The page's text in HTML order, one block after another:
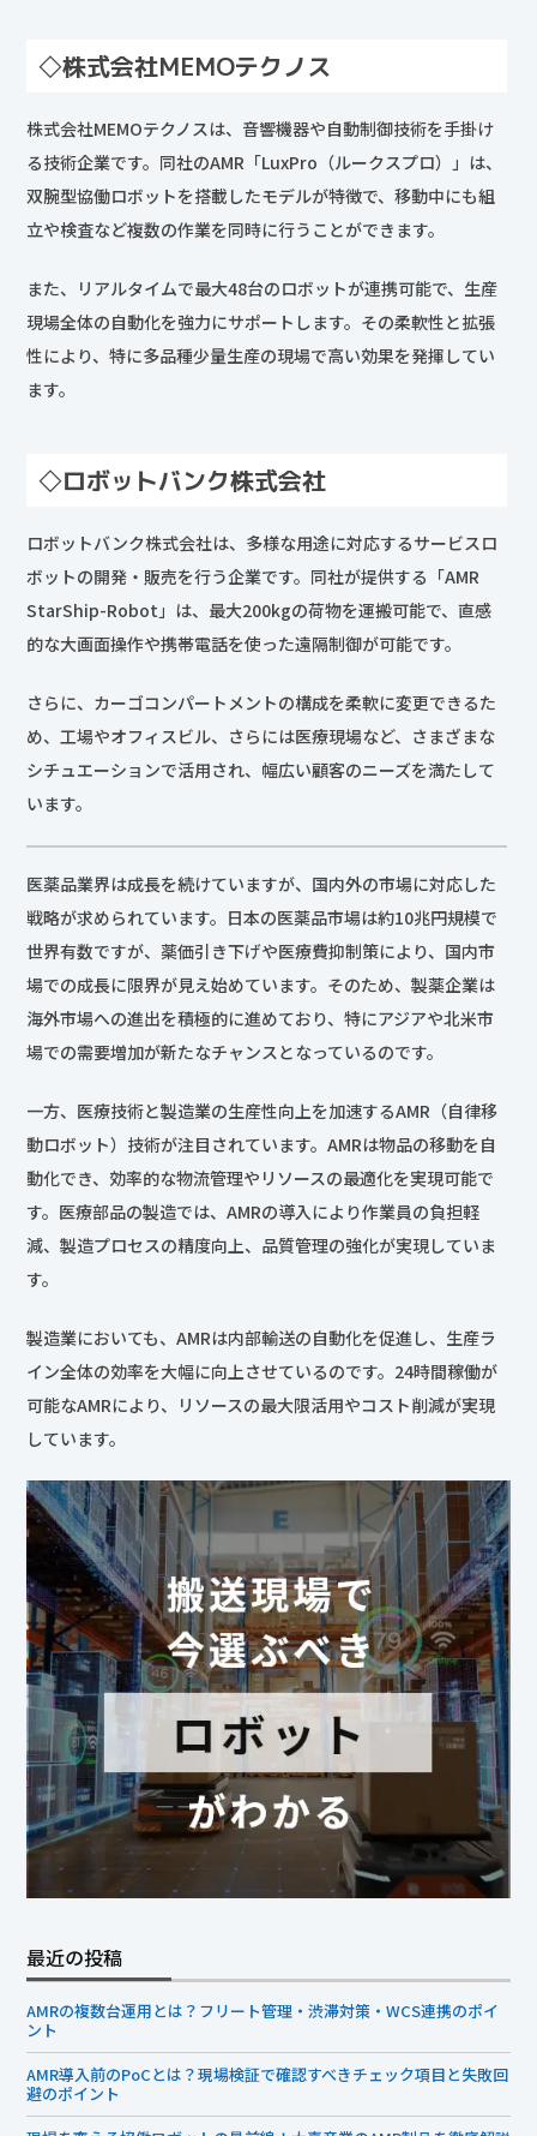
◇株式会社MEMOテクノス
株式会社MEMOテクノスは、音響機器や自動制御技術を手掛け
る技術企業です。同社のAMR「LuxPro（ルークスプロ）」は、
双腕型協働ロボットを搭載したモデルが特徴で、移動中にも組
立や検査など複数の作業を同時に行うことができます。
また、リアルタイムで最大48台のロボットが連携可能で、生産
現場全体の自動化を強力にサポートします。その柔軟性と拡張
性により、特に多品種少量生産の現場で高い効果を発揮してい
ます。
◇ロボットバンク株式会社
ロボットバンク株式会社は、多様な用途に対応するサービスロ
ボットの開発・販売を行う企業です。同社が提供する「AMR
StarShip-Robot」は、最大200kgの荷物を運搬可能で、直感
的な大画面操作や携帯電話を使った遠隔制御が可能です。
さらに、カーゴコンパートメントの構成を柔軟に変更できるた
め、工場やオフィスビル、さらには医療現場など、さまざまな
シチュエーションで活用され、幅広い顧客のニーズを満たして
います。
医薬品業界は成長を続けていますが、国内外の市場に対応した
戦略が求められています。日本の医薬品市場は約10兆円規模で
世界有数ですが、薬価引き下げや医療費抑制策により、国内市
場での成長に限界が見え始めています。そのため、製薬企業は
海外市場への進出を積極的に進めており、特にアジアや北米市
場での需要増加が新たなチャンスとなっているのです。
一方、医療技術と製造業の生産性向上を加速するAMR（自律移
動ロボット）技術が注目されています。AMRは物品の移動を自
動化でき、効率的な物流管理やリソースの最適化を実現可能で
す。医療部品の製造では、AMRの導入により作業員の負担軽
減、製造プロセスの精度向上、品質管理の強化が実現していま
す。
製造業においても、AMRは内部輸送の自動化を促進し、生産ラ
イン全体の効率を大幅に向上させているのです。24時間稼働が
可能なAMRにより、リソースの最大限活用やコスト削減が実現
しています。
最近の投稿
AMRの複数台運用とは？フリート管理・渋滞対策・WCS連携のポイ
ント
AMR導入前のPoCとは？現場検証で確認すべきチェック項目と失敗回
避のポイント